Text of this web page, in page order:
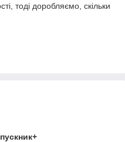
тоді доробляємо, скільки